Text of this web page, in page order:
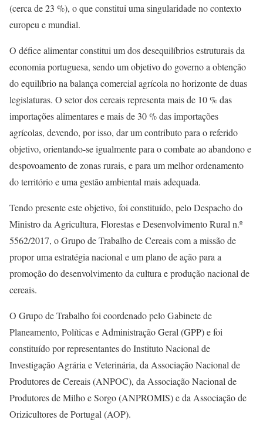
(cerca de 23 %), o que constitui uma singularidade no contexto
europeu e mundial.
O défice alimentar constitui um dos desequilíbrios estruturais da
economia portuguesa, sendo um objetivo do governo a obtenção
do equilíbrio na balança comercial agrícola no horizonte de duas
legislaturas. O setor dos cereais representa mais de 10 % das
importações alimentares e mais de 30 % das importações
agrícolas, devendo, por isso, dar um contributo para o referido
objetivo, orientando-se igualmente para o combate ao abandono e
despovoamento de zonas rurais, e para um melhor ordenamento
do território e uma gestão ambiental mais adequada.
Tendo presente este objetivo, foi constituído, pelo Despacho do
Ministro da Agricultura, Florestas e Desenvolvimento Rural n.º
5562/2017, o Grupo de Trabalho de Cereais com a missão de
propor uma estratégia nacional e um plano de ação para a
promoção do desenvolvimento da cultura e produção nacional de
cereais.
O Grupo de Trabalho foi coordenado pelo Gabinete de
Planeamento, Políticas e Administração Geral (GPP) e foi
constituído por representantes do Instituto Nacional de
Investigação Agrária e Veterinária, da Associação Nacional de
Produtores de Cereais (ANPOC), da Associação Nacional de
Produtores de Milho e Sorgo (ANPROMIS) e da Associação de
Orizicultores de Portugal (AOP).